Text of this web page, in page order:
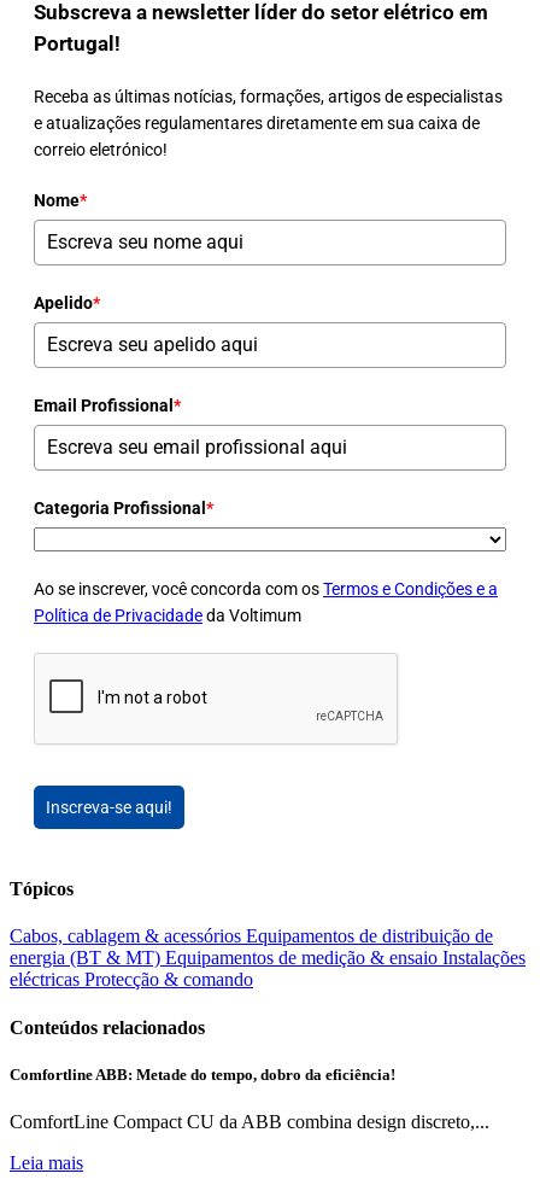
Subscreva a newsletter líder do setor elétrico em
Portugal!
Receba as últimas notícias, formações, artigos de especialistas
e atualizações regulamentares diretamente em sua caixa de
correio eletrónico!
Nome*
Apelido*
Email Profissional *
Categoria Profissional *
Ao se inscrever, você concorda com osTermos e Condições e a
Política de Privacidadeda Voltimum
Inscreva-se aqui!
Tópicos
Cabos, cablagem & acessórios Equipamentos de distribuição de
energia (BT & MT) Equipamentos de medição & ensaio Instalações
eléctricas Protecção & comando
Conteúdos relacionados
Comfortline ABB: Metade do tempo, dobro da eficiência!
ComfortLine Compact CU da ABB combina design discreto,...
Leia mais